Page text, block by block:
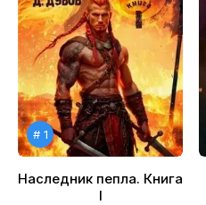
# 1
Наследник пепла. Книга
I